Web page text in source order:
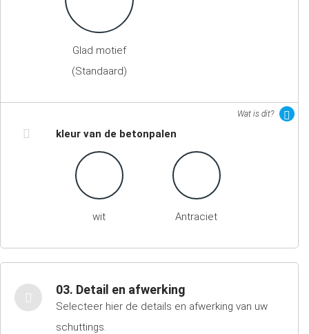
Glad motief
(Standaard)
Wat is dit?
kleur van de betonpalen
wit Antraciet
03. Detail en afwerking
Selecteer hier de details en afwerking van uw
schuttings.